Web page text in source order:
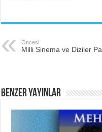
Öncesi
Milli Sinema ve Diziler
BENZER YAYINLAR